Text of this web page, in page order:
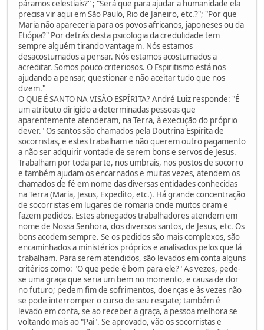
páramos celestiais?" ; "Será que para ajudar a humanidade ela
precisa vir aqui em São Paulo, Rio de Janeiro, etc.?"; "Por que
Maria não apareceria para os povos africanos, japoneses ou da
Etiópia?" Por detrás desta psicologia da credulidade tem
sempre alguém tirando vantagem. Nós estamos
desacostumados a pensar. Nós estamos acostumados a
acreditar. Somos pouco criteriosos. O Espiritismo está nos
ajudando a pensar, questionar e não aceitar tudo que nos
dizem."
O QUE É SANTO NA VISÃO ESPÍRITA? André Luiz responde: "É
um atributo dirigido a determinadas pessoas que
aparentemente atenderam, na Terra, à execução do próprio
dever." Os santos são chamados pela Doutrina Espírita de
socorristas, e estes trabalham e não querem outro pagamento
a não ser adquirir vontade de serem bons e servos de Jesus.
Trabalham por toda parte, nos umbrais, nos postos de socorro
e também ajudam os encarnados e muitas vezes, atendem os
chamados de fé em nome das diversas entidades conhecidas
na Terra (Maria, Jesus, Expedito, etc.). Há grande concentração
de socorristas em lugares de romaria onde muitos oram e
fazem pedidos. Estes abnegados trabalhadores atendem em
nome de Nossa Senhora, dos diversos santos, de Jesus, etc. Os
bons acodem sempre. Se os pedidos são mais complexos, são
encaminhados a ministérios próprios e analisados pelos que lá
trabalham. Para serem atendidos, são levados em conta alguns
critérios como: "O que pede é bom para ele?" As vezes, pede-
se uma graça que seria um bem no momento, e causa de dor
no futuro; pedem fim de sofrimentos, doenças e às vezes não
se pode interromper o curso de seu resgate; também é
levado em conta, se ao receber a graça, a pessoa melhora se
voltando mais ao "Pai". Se aprovado, vão os socorristas e